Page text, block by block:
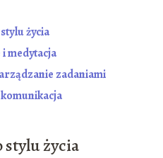
życia
medytacja
zadaniami
stylu życia